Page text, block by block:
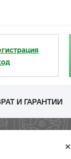
И ГАРАНТИИ
✕